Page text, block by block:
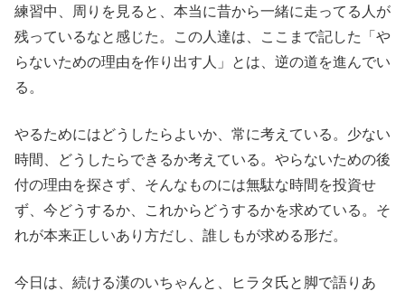
練習中、周りを見ると、本当に昔から一緒に走ってる人が
残っているなと感じた。この人達は、ここまで記した「や
らないための理由を作り出す人」とは、逆の道を進んでい
る。
やるためにはどうしたらよいか、常に考えている。少ない
時間、どうしたらできるか考えている。やらないための後
付の理由を探さず、そんなものには無駄な時間を投資せ
ず、今どうするか、これからどうするかを求めている。そ
れが本来正しいあり方だし、誰しもが求める形だ。
今日は、続ける漢のいちゃんと、ヒラタ氏と脚で語りあ